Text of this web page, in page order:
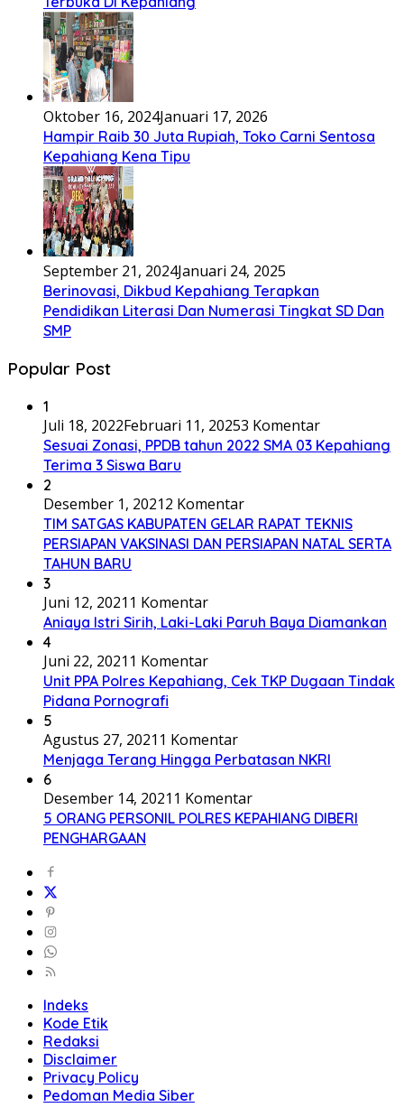
Oktober 16, 2024Januari 17, 2026
Hampir Raib 30 Juta Rupiah, Toko Carni Sentosa
Kepahiang Kena Tipu
September 21, 2024Januari 24, 2025
Berinovasi, Dikbud Kepahiang Terapkan
Pendidikan Literasi Dan Numerasi Tingkat SD Dan
SMP
Popular Post
1
Juli 18, 2022Februari 11, 20253 Komentar
Sesuai Zonasi, PPDB tahun 2022 SMA 03 Kepahiang
Terima 3 Siswa Baru
2
Desember 1, 20212 Komentar
TIM SATGAS KABUPATEN GELAR RAPAT TEKNIS
PERSIAPAN VAKSINASI DAN PERSIAPAN NATAL SERTA
TAHUN BARU
3
Juni 12, 2021 1 Komentar
Aniaya Istri Sirih, Laki-Laki Paruh Baya Diamankan
4
Juni 22, 2021 1 Komentar
Unit PPA Polres Kepahiang, Cek TKP Dugaan Tindak
Pidana Pornografi
5
Agustus 27, 2021 1 Komentar
Menjaga Terang Hingga Perbatasan NKRI
6
Desember 14, 2021 1 Komentar
5 ORANG PERSONIL POLRES KEPAHIANG DIBERI
PENGHARGAAN
Indeks
Kode Etik
Redaksi
Disclaimer
Privacy Policy
Pedoman Media Siber